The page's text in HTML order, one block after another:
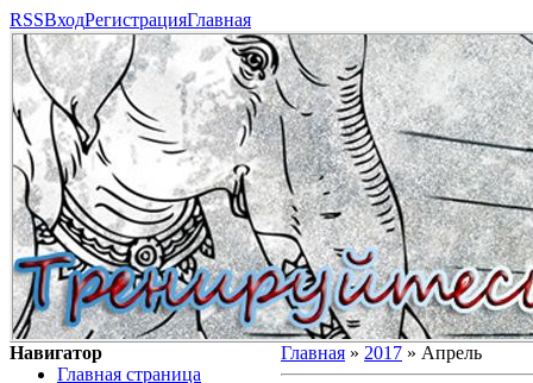
RSSВходРегистрацияГлавная
Навигатор
Главная страница
Главная » 2017 » Апрель